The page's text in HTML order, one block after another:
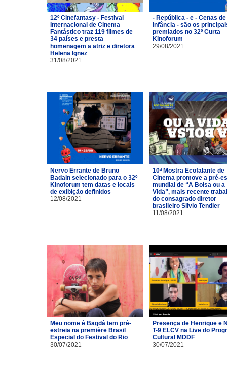
12º Cinefantasy - Festival
Internacional de Cinema
Fantástico traz 119 filmes de
34 países e presta
homenagem a atriz e diretora
Helena Ignez
31/08/2021
- República - e - Cenas de
Infância - são os
premiados no 32º Curta
Kinoforum
29/08/2021
Nervo Errante de Bruno
Badain selecionado para o 32º
Kinoforum tem datas e locais
de exibição definidos
12/08/2021
10ª Mostra Ecofalante de
Cinema promove a pré-
mundial de “A Bolsa ou a
Vida”, mais recente
do consagrado diretor
brasileiro Silvio Tendler
11/08/2021
Meu nome é Bagdá tem pré-
estreia na première Brasil
Especial do Festival do Rio
30/07/2021
Presença de Henrique e
T-9 ELCV na Live do
Cultural MDDF
30/07/2021